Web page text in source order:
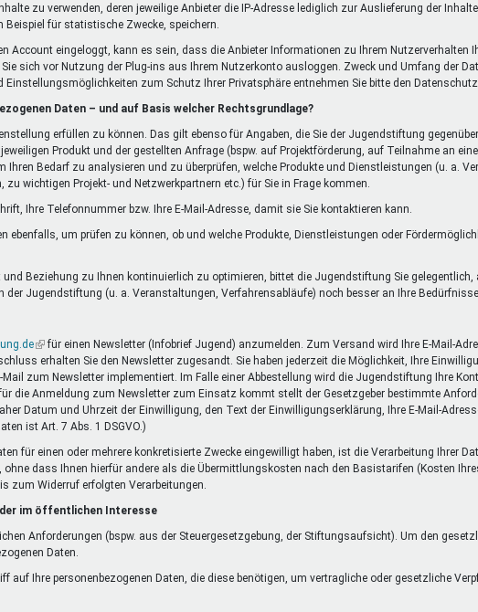
zu verwenden, deren jeweilige Anbieter die IP-Adresse lediglich zur Auslieferung der
Beispiel für statistische Zwecke, speichern.
Account eingeloggt, kann es sein, dass die Anbieter Informationen zu Ihrem Nutzerverhalten
sich vor Nutzung der Plug-ins aus Ihrem Nutzerkonto ausloggen. Zweck und Umfang der
Einstellungsmöglichkeiten zum Schutz Ihrer Privatsphäre entnehmen Sie bitte den
Daten – und auf Basis welcher Rechtsgrundlage?
erfüllen zu können. Das gilt ebenso für Angaben, die Sie der Jugendstiftung
Produkt und der gestellten Anfrage (bspw. auf Projektförderung, auf Teilnahme an
Ihren Bedarf zu analysieren und zu überprüfen, welche Produkte und Dienstleistungen (u. a.
wichtigen Projekt- und Netzwerkpartnern etc.) für Sie in Frage kommen.
Ihre Telefonnummer bzw. Ihre E-Mail-Adresse, damit sie Sie kontaktieren kann.
ebenfalls, um prüfen zu können, ob und welche Produkte, Dienstleistungen oder
Beziehung zu Ihnen kontinuierlich zu optimieren, bittet die Jugendstiftung Sie gelegentlich,
der Jugendstiftung (u. a. Veranstaltungen, Verfahrensabläufe) noch besser an Ihre
(Link
ist
extern)
für einen Newsletter (Infobrief Jugend) anzumelden. Zum Versand wird Ihre E-Mail-
erhalten Sie den Newsletter zugesandt. Sie haben jederzeit die Möglichkeit, Ihre
zum Newsletter implementiert. Im Falle einer Abbestellung wird die Jugendstiftung Ihre
die Anmeldung zum Newsletter zum Einsatz kommt stellt der Gesetzgeber bestimmte
Datum und Uhrzeit der Einwilligung, den Text der Einwilligungserklärung, Ihre E-Mail-
ist Art. 7 Abs. 1 DSGVO.)
für einen oder mehrere konkretisierte Zwecke eingewilligt haben, ist die Verarbeitung Ihrer
dass Ihnen hierfür andere als die Übermittlungskosten nach den Basistarifen (Kosten
zum Widerruf erfolgten Verarbeitungen.
im öffentlichen Interesse
Anforderungen (bspw. aus der Steuergesetzgebung, der Stiftungsaufsicht). Um den
Daten.
auf Ihre personenbezogenen Daten, die diese benötigen, um vertragliche oder gesetzliche